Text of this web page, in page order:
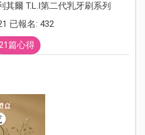
其爾 T.L.I第二代乳牙刷系列
已報名: 432
篇心得